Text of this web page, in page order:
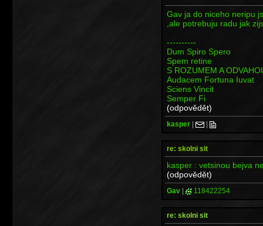
Gav ja do niceho neripu
,ale potrebuju radu jak
----------
Dum Spiro Spero
Spem retine
S ROZUMEM A
Audacem Fortuna Iuvat
Sciens Vincit
Semper Fi
(odpovědět)
kasper | |
re: skolni sit
kasper : vetsinou bejva
(odpovědět)
Gav | 118422254
re: skolni sit